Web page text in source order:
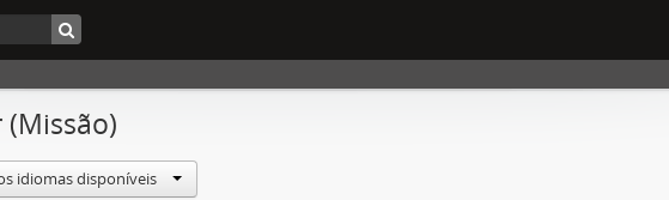
idiomas disponíveis